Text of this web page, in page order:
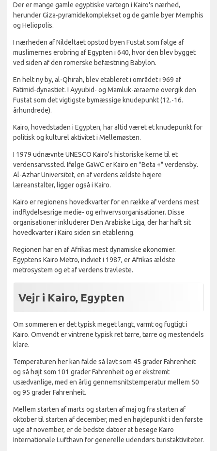
Der er mange gamle egyptiske vartegn i Kairo's nærhed,
herunder Giza-pyramidekomplekset og de gamle byer Memphis
og Heliopolis.
I nærheden af Nildeltaet opstod byen Fustat som følge af
muslimernes erobring af Egypten i 640, hvor den blev bygget
ved siden af den romerske befæstning Babylon.
En helt ny by, al-Qhirah, blev etableret i området i 969 af
Fatimid-dynastiet. I Ayyubid- og Mamluk-æraerne overgik den
Fustat som det vigtigste bymæssige knudepunkt (12.-16.
århundrede).
Kairo, hovedstaden i Egypten, har altid været et knudepunkt for
politisk og kulturel aktivitet i Mellemøsten.
I 1979 udnævnte UNESCO Kairo's historiske kerne til et
verdensarvssted. Ifølge GaWC er Kairo en "Beta +" verdensby.
Al-Azhar Universitet, en af verdens ældste højere
læreanstalter, ligger også i Kairo.
Kairo er regionens hovedkvarter for en række af verdens mest
indflydelsesrige medie- og erhvervsorganisationer. Disse
organisationer inkluderer Den Arabiske Liga, der har haft sit
hovedkvarter i Kairo siden sin etablering.
Regionen har en af Afrikas mest dynamiske økonomier.
Egyptens Kairo Metro, indviet i 1987, er Afrikas ældste
metrosystem og et af verdens travleste.
Vejr i Kairo, Egypten
Om sommeren er det typisk meget langt, varmt og fugtigt i
Kairo. Omvendt er vintrene typisk ret tørre, tørre og mestendels
klare.
Temperaturen her kan falde så lavt som 45 grader Fahrenheit
og så højt som 101 grader Fahrenheit og er ekstremt
usædvanlige, med en årlig gennemsnitstemperatur mellem 50
og 95 grader Fahrenheit.
Mellem starten af marts og starten af maj og fra starten af
oktober til starten af december, med en højdepunkt i den første
uge af november, er de bedste datoer at besøge Kairo
Internationale Lufthavn for generelle udendørs turistaktiviteter.